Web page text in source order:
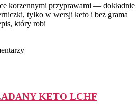
korzennymi przyprawami — dokładnie
tylko w wersji keto i bez grama
który robi
KETO LCHF